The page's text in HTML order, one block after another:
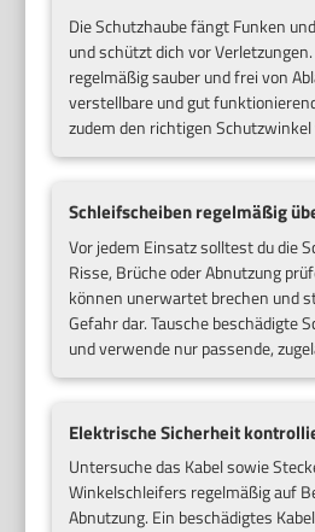
Die Schutzhaube fängt Funken
und schützt dich vor
regelmäßig sauber und frei von
verstellbare und gut
zudem den richtigen
Schleifscheiben regelmäßig
Vor jedem Einsatz solltest du die
Risse, Brüche oder Abnutzung
können unerwartet brechen und
Gefahr dar. Tausche beschädigte
und verwende nur passende,
Elektrische Sicherheit
Untersuche das Kabel sowie
Winkelschleifers regelmäßig auf
Abnutzung. Ein beschädigtes